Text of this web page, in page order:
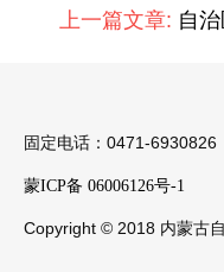
上一篇文章:
固定电话：0471-6930826
蒙ICP备 06006126号-1
Copyright © 2018 内蒙古